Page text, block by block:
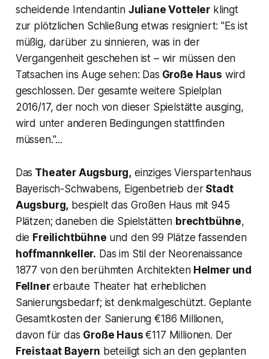
scheidende Intendantin Juliane Votteler klingt
zur plötzlichen Schließung etwas resigniert:"Es ist
müßig, darüber zu sinnieren, was in der
Vergangenheit geschehen ist – wir müssen den
Tatsachen ins Auge sehen: Das Große Haus wird
geschlossen. Der gesamte weitere Spielplan
2016/17, der noch von dieser Spielstätte ausging,
wird unter anderen Bedingungen stattfinden
müssen."...
Das Theater Augsburg, einziges Vierspartenhaus
Bayerisch-Schwabens, Eigenbetrieb derStadt
Augsburg, bespielt das Großen Haus mit 945
Plätzen; daneben die Spielstätten brechtbühne,
die Freilichtbühne und den 99 Plätze fassenden
hoffmannkeller. Das im Stil der Neorenaissance
1877 von den berühmten ArchitektenHelmer und
Fellnererbaute Theater hat erheblichen
Sanierungsbedarf; ist denkmalgeschützt. Geplante
Gesamtkosten der Sanierung €186 Millionen,
davon für das Große Haus€117 Millionen. Der
Freistaat Bayern beteiligt sich an den geplanten